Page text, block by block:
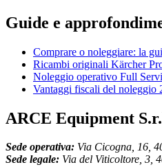
Guide e
Comprare o noleggiare: la
Ricambi originali Kärcher
Noleggio operativo Full
Vantaggi fiscali del noleggio
ARCE Equipment
Sede operativa: Via Cicogna, 16,
Sede legale: Via del Viticoltore, 3,